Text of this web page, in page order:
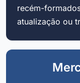
recém-
atualização ou